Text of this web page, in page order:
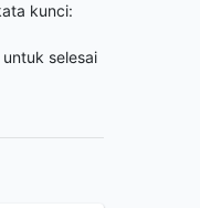
kunci:
selesai